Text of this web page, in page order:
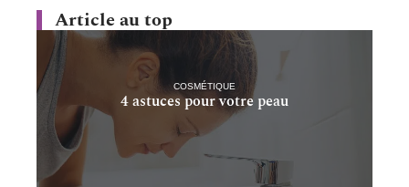
Article au top
COSMÉTIQUE
4 astuces pour votre peau